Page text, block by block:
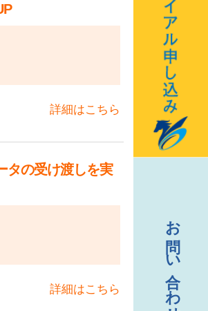
詳細はこちら
タの受け渡しを実
詳細はこちら